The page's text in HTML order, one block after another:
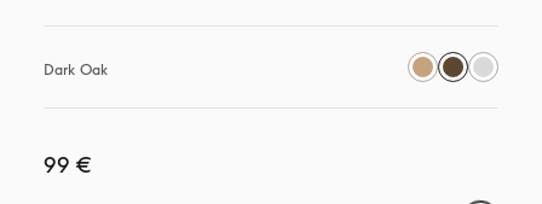
Dark Oak
99 €